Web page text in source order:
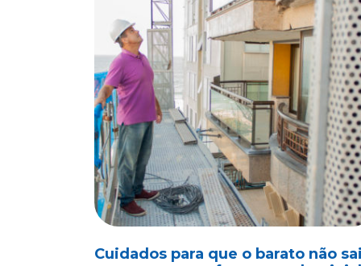
Cuidados para que o barato não